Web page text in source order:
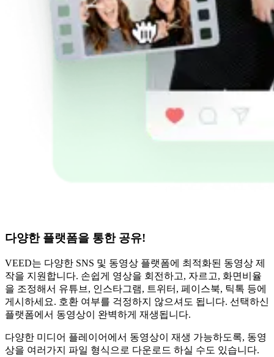
다양한 플랫폼을 통한 공유!
VEED는 다양한 SNS 및 동영상 플랫폼에 최적화된 동영상 제
작을 지원합니다. 손쉽게 영상을 회전하고, 자르고, 화면비율
을 조정해서 유튜브, 인스타그램, 트위터, 페이스북, 틱톡 등에
게시하세요. 호환 여부를 걱정하지 않으셔도 됩니다. 선택하신
플랫폼에서 동영상이 완벽하게 재생됩니다.
다양한 미디어 플레이어에서 동영상이 재생 가능하도록, 동영
상을 여러가지 파일 형식으로 다운로드 하실 수도 있습니다.